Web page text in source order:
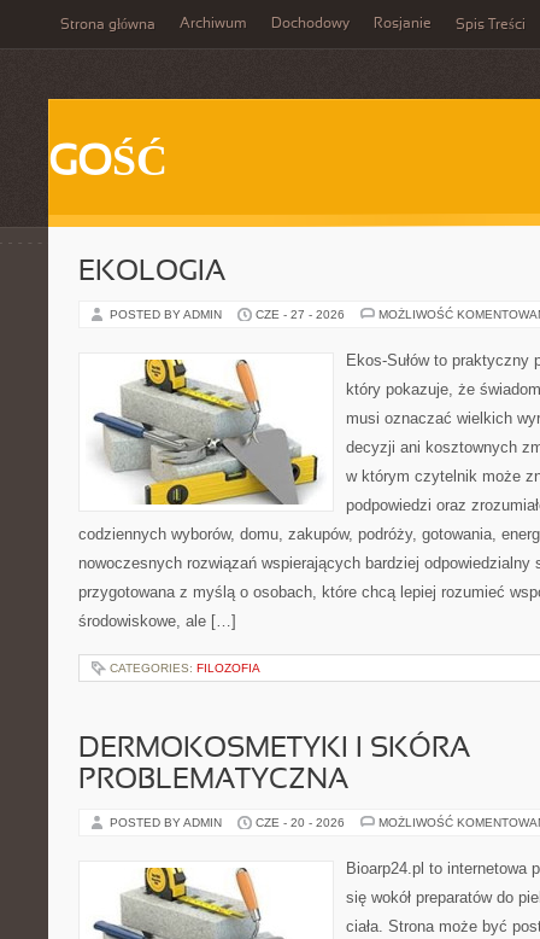
Strona główna Archiwum Dochodowy Rosjanie Spis Treści
GOŚĆ
EKOLOGIA
POSTED BY ADMIN CZE - 27 - 2026 MOŻLIWOŚĆ
Ekos-Sułów to praktyczny
który pokazuje, że
musi oznaczać wielkich
decyzji ani kosztownych
w którym czytelnik może
podpowiedzi oraz
codziennych wyborów, domu, zakupów, podróży, gotowania,
nowoczesnych rozwiązań wspierających bardziej odpowiedzialny
przygotowana z myślą o osobach, które chcą lepiej rozumieć
środowiskowe, ale […]
CATEGORIES: FILOZOFIA
DERMOKOSMETYKI I SKÓRA
PROBLEMATYCZNA
POSTED BY ADMIN CZE - 20 - 2026 MOŻLIWOŚĆ
Bioarp24.pl to internetowa
się wokół preparatów do
ciała. Strona może być